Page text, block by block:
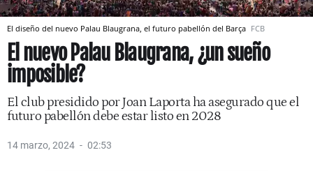
El diseño del nuevo Palau Blaugrana, el futuro pabellón del Barça FCB
El nuevo Palau Blaugrana, ¿un sueño
imposible?
El club presidido por Joan Laporta ha asegurado que el
futuro pabellón debe estar listo en 2028
14 marzo, 2024 02:53